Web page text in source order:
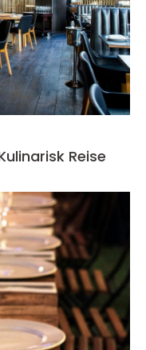
Reise